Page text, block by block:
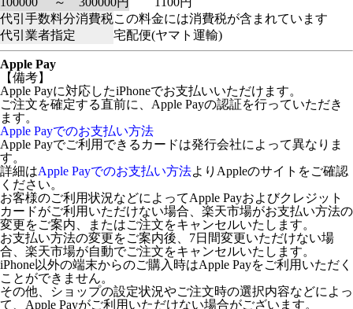
代引手数料分消費税この料金には消費税が含まれています
代引業者指定
宅配便(ヤマト運輸)
Apple Pay
【備考】
Apple Payに対応したiPhoneでお支払いいただけます。
ご注文を確定する直前に、Apple Payの認証を行っていただき
ます。
Apple Payでのお支払い方法
Apple Payでご利用できるカードは発行会社によって異なりま
す。
詳細はApple Payでのお支払い方法よりAppleのサイトをご確認
ください。
お客様のご利用状況などによってApple Payおよびクレジット
カードがご利用いただけない場合、楽天市場がお支払い方法の
変更をご案内、またはご注文をキャンセルいたします。
お支払い方法の変更をご案内後、7日間変更いただけない場
合、楽天市場が自動でご注文をキャンセルいたします。
iPhone以外の端末からのご購入時はApple Payをご利用いただく
ことができません。
その他、ショップの設定状況やご注文時の選択内容などによっ
て、Apple Payがご利用いただけない場合がございます。